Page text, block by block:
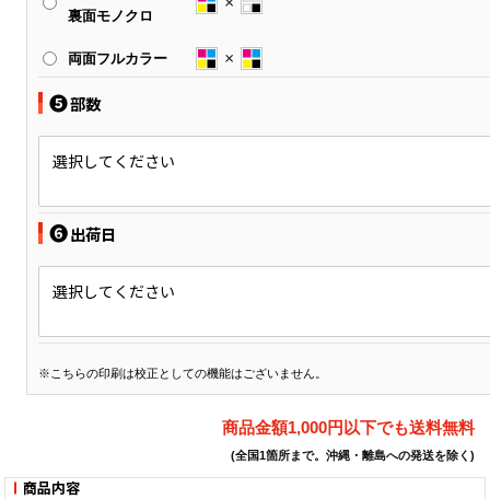
裏面モノクロ
両面フルカラー
❺部数
選択してください
❻出荷日
選択してください
※こちらの印刷は校正としての機能はございません。
商品金額1,000円以下でも送料無料
(全国1箇所まで。沖縄・離島への発送を除く)
商品内容